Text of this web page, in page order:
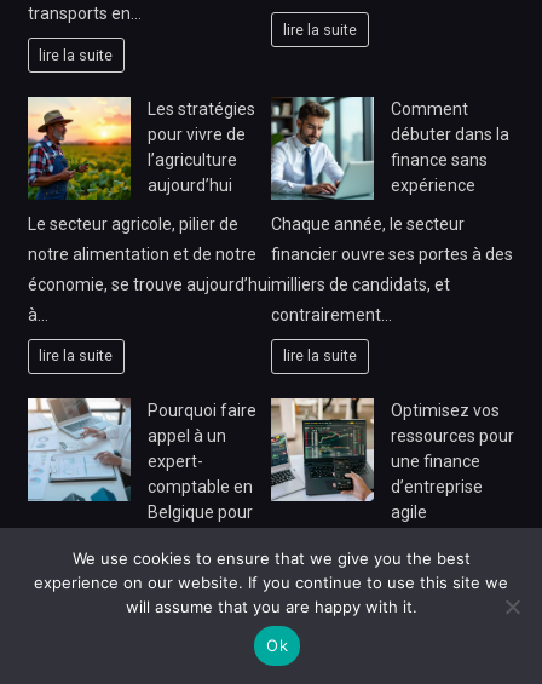
transports en…
lire la suite
lire la suite
Les stratégies
pour vivre de
l’agriculture
aujourd’hui
Le secteur agricole, pilier de
notre alimentation et de notre
économie, se trouve aujourd’hui
à…
lire la suite
Comment
débuter dans la
finance sans
expérience
Chaque année, le secteur
financier ouvre ses portes à des
milliers de candidats, et
contrairement…
lire la suite
Pourquoi faire
appel à un
expert-
comptable en
Belgique pour
activité ?
En Belgique, la gestion
Optimisez vos
ressources pour
une finance
d’entreprise
agile
Les entreprises qui maîtrisent
leur allocation de ressources
financières affichent une
rentabilité supérieure de 23…
We use cookies to ensure that we give you the best
experience on our website. If you continue to use this site we
will assume that you are happy with it.
Ok